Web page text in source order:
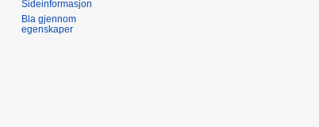
Sideinformasjon
Bla gjennom
egenskaper